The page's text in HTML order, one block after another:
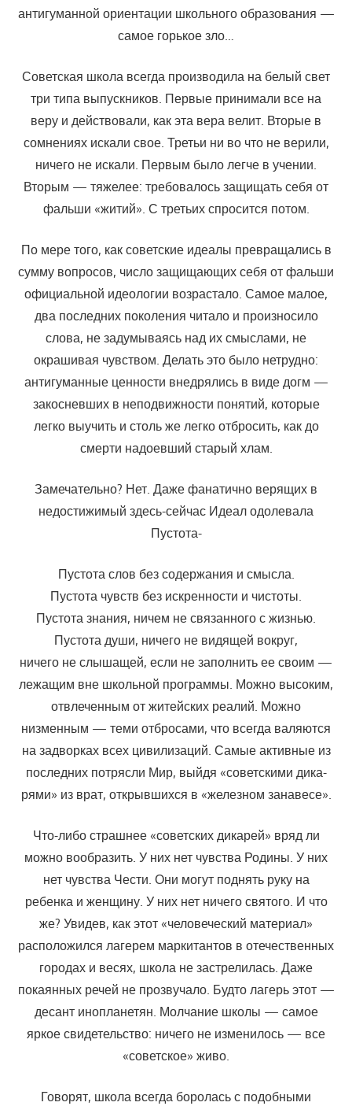
антигуманной ориентации школьного образо­вания —
самое горькое зло…
Советская школа всегда производила на белый свет
три типа вы­пускников. Первые принимали все на
веру и действовали, как эта вера велит. Вторые в
сомнениях искали свое. Третьи ни во что не верили,
ничего не искали. Первым было легче в учении.
Вторым — тяжелее: тре­бовалось защищать себя от
фальши «житий». С третьих спросится по­том.
По мере того, как советские идеалы превращались в
сумму во­просов, число защищающих себя от фальши
официальной идеологии возрастало. Самое малое,
два последних поколения читало и произно­сило
слова, не задумываясь над их смыслами, не
окрашивая чувством. Делать это было нетрудно:
антигуманные ценности внедрялись в виде догм —
закосневших в неподвижности понятий, которые
легко выучить и столь же легко отбросить, как до
смерти надоевший старый хлам.
Замечательно? Нет. Даже фанатично верящих в
недостижимый здесь-сейчас Идеал одолевала
Пустота-
Пустота слов без содержания и смысла.
Пустота чувств без искренности и чистоты.
Пустота знания, ничем не связанного с жизнью.
Пустота души, ничего не видящей вокруг,
ничего не слышащей, если не заполнить ее своим —
лежащим вне школьной программы. Мож­но высоким,
отвлеченным от житейских реалий. Можно
низменным — теми отбросами, что всегда валяются
на задворках всех цивилизаций. Самые активные из
последних потрясли Мир, выйдя «советскими дика­
рями» из врат, открывшихся в «железном занавесе».
Что-либо страшнее «советских дикарей» вряд ли
можно вообра­зить. У них нет чувства Родины. У них
нет чувства Чести. Они могут поднять руку на
ребенка и женщину. У них нет ничего святого. И что
же? Увидев, как этот «человеческий материал»
расположился лагерем мар­китантов в отечественных
городах и весях, школа не застрелилась. Да­же
покаянных речей не прозвучало. Будто лагерь этот —
десант инопла­нетян. Молчание школы — самое
яркое свидетельство: ничего не изме­нилось — все
«советское» живо.
Говорят, школа всегда боролась с подобными